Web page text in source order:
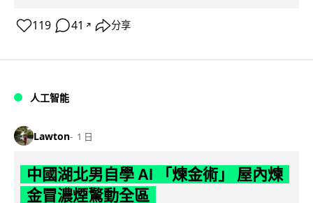
119 41 ↗ 分享
人工智能
Lawton 1 日
中國湖北男自學 AI 「煉金術」 屋內煉
金冒濃煙驚動全區